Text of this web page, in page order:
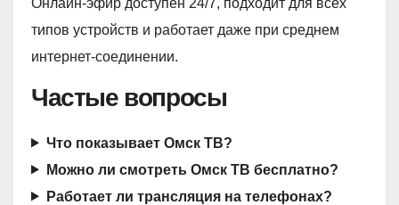
типов устройств и работает даже при среднем
интернет-соединении.
Частые вопросы
Что показывает Омск ТВ?
Можно ли смотреть Омск ТВ бесплатно?
Работает ли трансляция на телефонах?